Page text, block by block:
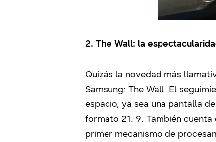
2. The Wall: la
Quizás la novedad más
Samsung: The Wall. El
espacio, ya sea una pantalla
formato 21: 9. También
primer mecanismo de